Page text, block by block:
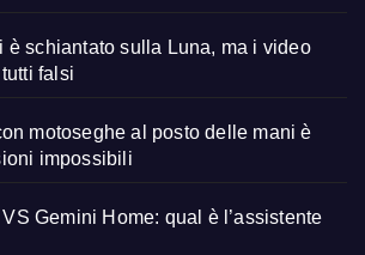
è schiantato sulla Luna, ma i video
falsi
motoseghe al posto delle mani è
impossibili
Gemini Home: qual è l’assistente